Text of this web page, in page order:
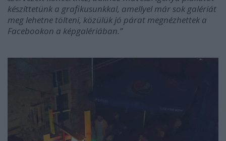
készíttetünk a grafikusunkkal, amellyel már sok galériát
meg lehetne tölteni, közülük jó párat megnézhettek a
Facebookon a képgalériában.”